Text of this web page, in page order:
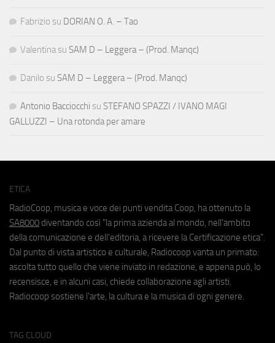
Fabrizio su DORIAN O. A. – Tao
Valentina su SAM D – Leggera – (Prod. Manqc)
Danilo su SAM D – Leggera – (Prod. Manqc)
Antonio Bacciocchi su STEFANO SPAZZI / IVANO MAGI
GALLUZZI – Una rotonda per amare
ETICA
RadioCoop, musica e voce dei punti vendita Coop, ha ottenuto la
SA8000 diventando così "la prima azienda al mondo, nell'ambito
della comunicazione e dell'editoria, a ricevere la Certificazione etica".
Dal punto di vista artistico e culturale, Radiocoop vanta un primato:
ascolta tutto quello che viene inviato in redazione, e appena può, lo
recensisce, e in alcuni casi, chiede collaborazione agli artisti.
Radiocoop sostiene l'arte, la cultura e la musica di ogni genere.
TAG CLOUD